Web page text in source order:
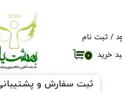
۰ خرید
/ ثبت نام
تغییر گذر واژه
ثبت سفارش و